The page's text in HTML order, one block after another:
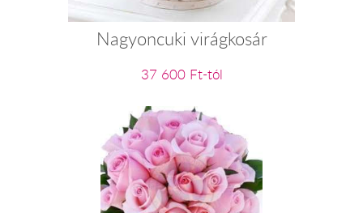
Nagyoncuki virágkosár
37 600 Ft-tól